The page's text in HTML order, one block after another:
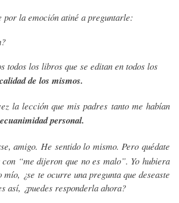
por la emoción atiné a preguntarle:
todos los libros que se editan en todos los
de los mismos.
la lección que mis padres tanto me habían
ecuanimidad personal.
amigo. He sentido lo mismo. Pero quédate
“me dijeron que no es malo”. Yo hubiera
¿se te ocurre una pregunta que deseaste
así, ¿puedes responderla ahora?